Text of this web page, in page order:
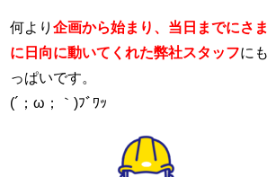
何より企画から始まり、当日までにさ
に日向に動いてくれた弊社スタッフに
っぱいです。
(´；ω；｀)ﾌﾞﾜｯ